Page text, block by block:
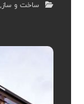
ساخت و ساز,